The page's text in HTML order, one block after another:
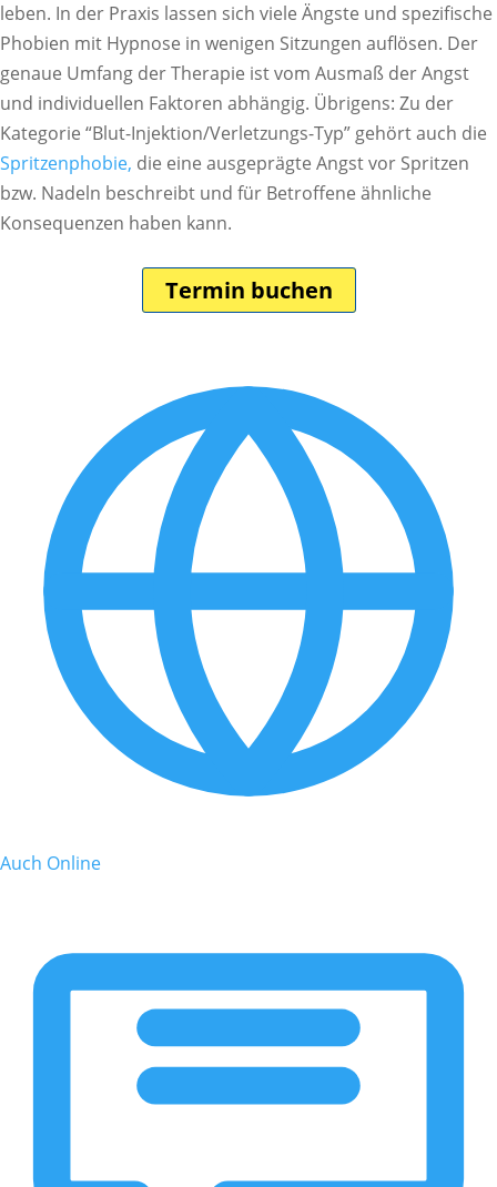
leben. In der Praxis lassen sich viele Ängste und spezifische
Phobien mit Hypnose in wenigen Sitzungen auflösen. Der
genaue Umfang der Therapie ist vom Ausmaß der Angst
und individuellen Faktoren abhängig. Übrigens: Zu der
Kategorie “Blut-Injektion/Verletzungs-Typ” gehört auch die
Spritzenphobie, die eine ausgeprägte Angst vor Spritzen
bzw. Nadeln beschreibt und für Betroffene ähnliche
Konsequenzen haben kann.
Termin buchen
Auch Online